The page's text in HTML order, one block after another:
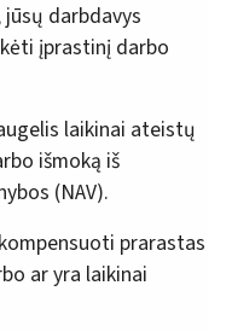
darbdavys
įprastinį darbo
laikinai ateistų
išmoką iš
(NAV).
prarastas
ar yra laikinai